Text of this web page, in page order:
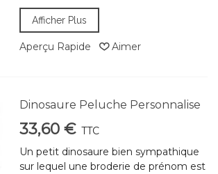
Afficher Plus
Aperçu Rapide Aimer
Dinosaure Peluche Personnalise
33,60 € TTC
Un petit dinosaure bien sympathique
sur lequel une broderie de prénom est